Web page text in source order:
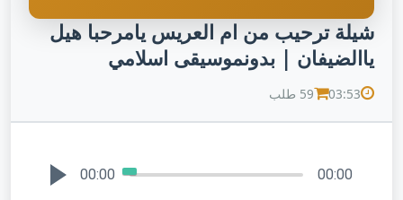
شيلة ترحيب من ام العريس يامرحبا هيل
ياالضيفان | بدونموسيقى اسلامي
03:53 59 طلب
00:00 00:00